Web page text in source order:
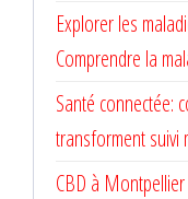
Explorer les
Comprendre la
Santé connectée:
transforment suivi
CBD à